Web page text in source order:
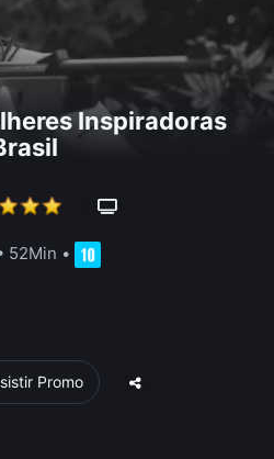
Inspiradoras
52Min •
Promo